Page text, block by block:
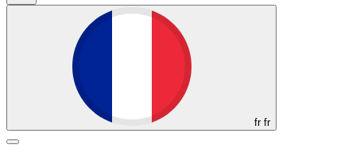
fr fr